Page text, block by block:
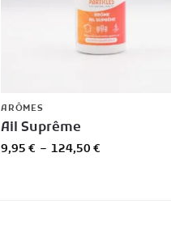
ARÔMES
Ail Suprême
9,95€ – 124,50€